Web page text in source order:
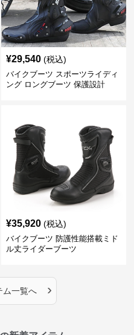
¥29,540 (税込)
バイクブーツ スポーツライディ
ング ロングブーツ 保護設計
¥35,920 (税込)
バイクブーツ 防護性能搭載ミド
ル丈ライダーブーツ
ム一覧へ ›